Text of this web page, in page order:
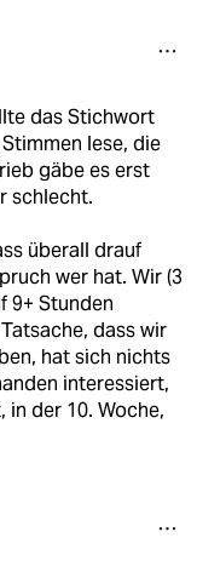
das Stichwort
lese, die
gäbe es erst
schlecht.
überall drauf
wer hat. Wir (3
9+ Stunden
dass wir
hat sich nichts
interessiert,
der 10. Woche,